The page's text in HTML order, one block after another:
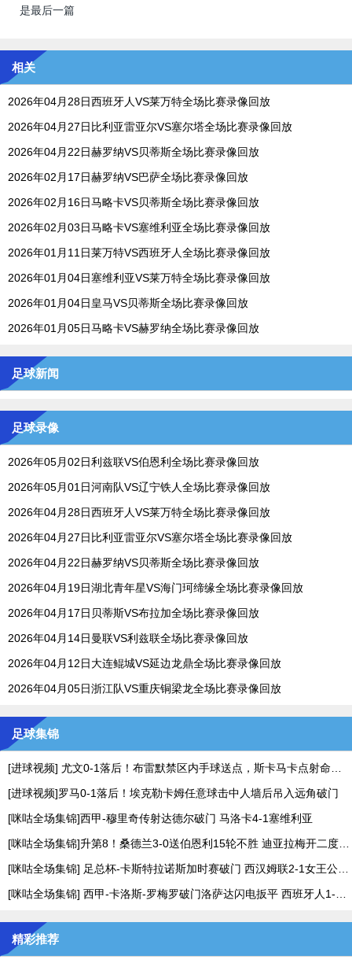
是最后一篇
相关
2026年04月28日西班牙人VS莱万特全场比赛录像回放
2026年04月27日比利亚雷亚尔VS塞尔塔全场比赛录像回放
2026年04月22日赫罗纳VS贝蒂斯全场比赛录像回放
2026年02月17日赫罗纳VS巴萨全场比赛录像回放
2026年02月16日马略卡VS贝蒂斯全场比赛录像回放
2026年02月03日马略卡VS塞维利亚全场比赛录像回放
2026年01月11日莱万特VS西班牙人全场比赛录像回放
2026年01月04日塞维利亚VS莱万特全场比赛录像回放
2026年01月04日皇马VS贝蒂斯全场比赛录像回放
2026年01月05日马略卡VS赫罗纳全场比赛录像回放
足球新闻
足球录像
2026年05月02日利兹联VS伯恩利全场比赛录像回放
2026年05月01日河南队VS辽宁铁人全场比赛录像回放
2026年04月28日西班牙人VS莱万特全场比赛录像回放
2026年04月27日比利亚雷亚尔VS塞尔塔全场比赛录像回放
2026年04月22日赫罗纳VS贝蒂斯全场比赛录像回放
2026年04月19日湖北青年星VS海门珂缔缘全场比赛录像回放
2026年04月17日贝蒂斯VS布拉加全场比赛录像回放
2026年04月14日曼联VS利兹联全场比赛录像回放
2026年04月12日大连鲲城VS延边龙鼎全场比赛录像回放
2026年04月05日浙江队VS重庆铜梁龙全场比赛录像回放
足球集锦
[进球视频]罗马0-1落后！埃克勒卡姆任意球击中人墙后吊入远角破门
[咪咕全场集锦]西甲-穆里奇传射达德尔破门 马洛卡4-1塞维利亚
精彩推荐